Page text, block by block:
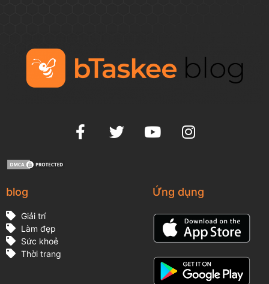
blog
Giải trí
Làm đẹp
Sức khoẻ
Thời trang
Ứng dụng